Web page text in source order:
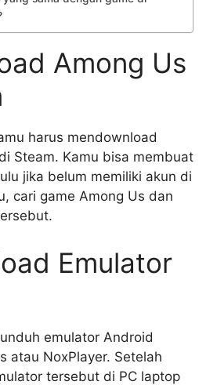
Among Us
harus mendownload
Steam. Kamu bisa membuat
jika belum memiliki akun di
cari game Among Us dan
Emulator
emulator Android
atau NoxPlayer. Setelah
tersebut di PC laptop